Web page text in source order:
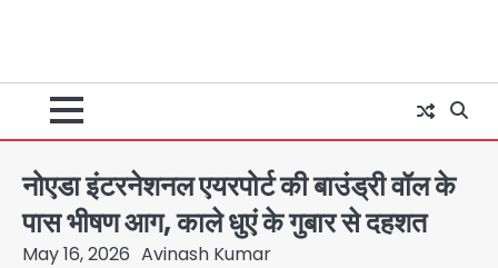
नोएडा इंटरनेशनल एयरपोर्ट की बाउंड्री वॉल के
पास भीषण आग, काले धुएं के गुबार से दहशत
May 16, 2026 Avinash Kumar